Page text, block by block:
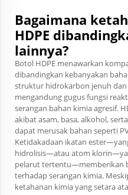
Bagaimana
HDPE
lainnya?
Botol HDPE menawarkan
dibandingkan kebanyakan
struktur hidrokarbon jenuh
mengandung gugus fungsi
serangan bahan kimia agresif.
akibat asam, basa, alkohol,
dapat merusak bahan seperti
Ketidakadaan ikatan
hidrolisis—atau atom
pelarut tertentu—memberikan
terhadap serangan kimia.
ketahanan kimia yang setara